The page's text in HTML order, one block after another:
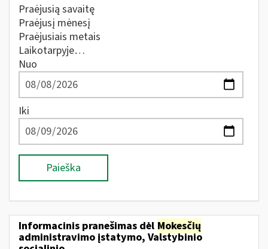
Praėjusią savaitę
Praėjusį mėnesį
Praėjusiais metais
Laikotarpyje…
Nuo
Iki
Paieška
Informacinis pranešimas dėl Mokesčių
administravimo įstatymo, Valstybinio